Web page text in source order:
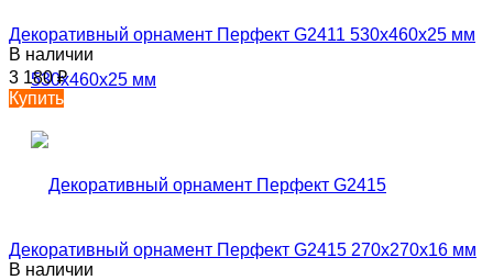
Декоративный орнамент Перфект G2411 530х460х25 мм
В наличии
3 180₽
Купить
Декоративный орнамент Перфект G2415 270х270х16 мм
В наличии